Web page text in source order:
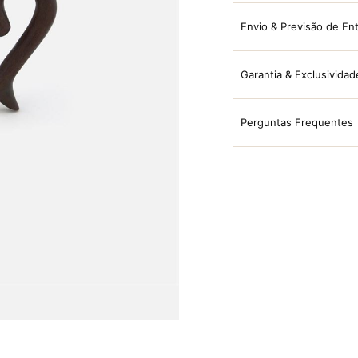
Envio & Previsão de
Garantia &
Perguntas Frequentes